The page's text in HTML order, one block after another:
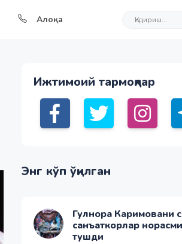
Алоқа
Ижтимоий тармоқлар
Энг кўп ўқилган
Гулнора Каримовани
санъаткорлар
тушди